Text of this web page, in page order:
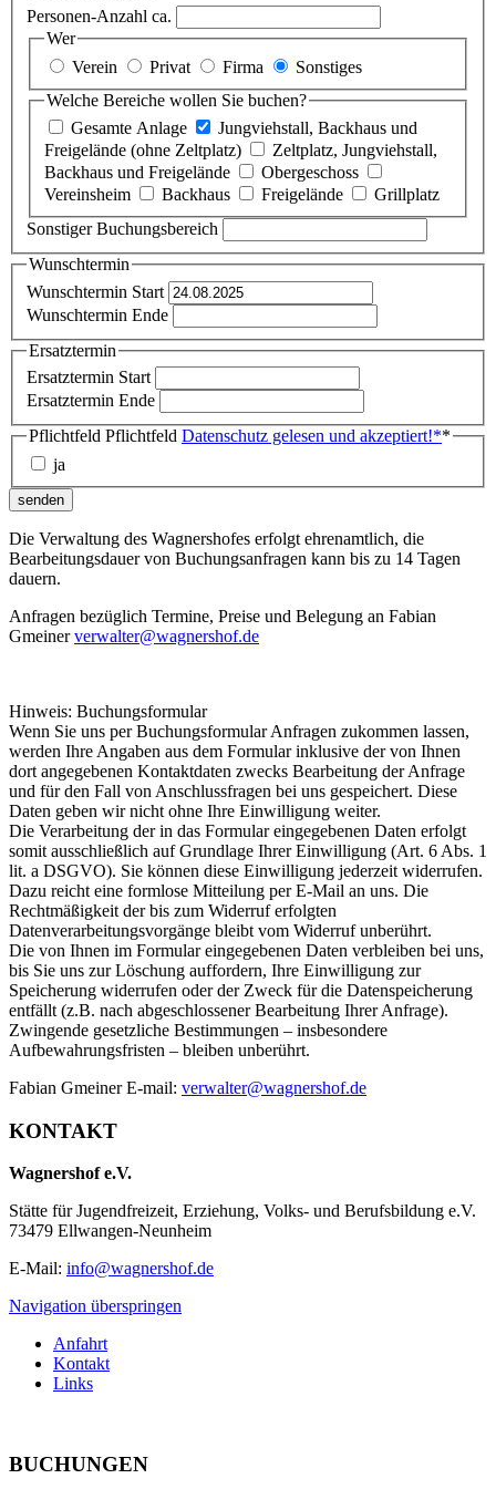
Personen-Anzahl ca.
Wer
Verein
Privat Firma
Sonstiges
Welche Bereiche wollen Sie buchen?
Gesamte Anlage
Jungviehstall, Backhaus und
Freigelände (ohne Zeltplatz)
Zeltplatz, Jungviehstall,
Backhaus und Freigelände
Obergeschoss
Vereinsheim
Backhaus Freigelände
Grillplatz
Sonstiger Buchungsbereich
Wunschtermin
Wunschtermin Start
Wunschtermin Ende
Ersatztermin
Ersatztermin Start
Ersatztermin Ende
Pflichtfeld Pflichtfeld Datenschutz gelesen und akzeptiert!**
ja
senden
Die Verwaltung des Wagnershofes erfolgt ehrenamtlich, die
Bearbeitungsdauer von Buchungsanfragen kann bis zu 14 Tagen
dauern.
Anfragen bezüglich Termine, Preise und Belegung an Fabian
Gmeinerverwalter@wagnershof.de
Hinweis: Buchungsformular
Wenn Sie uns per Buchungsformular Anfragen zukommen lassen,
werden Ihre Angaben aus dem Formular inklusive der von Ihnen
dort angegebenen Kontaktdaten zwecks Bearbeitung der Anfrage
und für den Fall von Anschlussfragen bei uns gespeichert. Diese
Daten geben wir nicht ohne Ihre Einwilligung weiter.
Die Verarbeitung der in das Formular eingegebenen Daten erfolgt
somit ausschließlich auf Grundlage Ihrer Einwilligung (Art. 6 Abs. 1
lit. a DSGVO). Sie können diese Einwilligung jederzeit widerrufen.
Dazu reicht eine formlose Mitteilung per E-Mail an uns. Die
Rechtmäßigkeit der bis zum Widerruf erfolgten
Datenverarbeitungsvorgänge bleibt vom Widerruf unberührt.
Die von Ihnen im Formular eingegebenen Daten verbleiben bei uns,
bis Sie uns zur Löschung auffordern, Ihre Einwilligung zur
Speicherung widerrufen oder der Zweck für die Datenspeicherung
entfällt (z.B. nach abgeschlossener Bearbeitung Ihrer Anfrage).
Zwingende gesetzliche Bestimmungen – insbesondere
Aufbewahrungsfristen – bleiben unberührt.
Fabian Gmeiner E-mail: verwalter@wagnershof.de
KONTAKT
Wagnershof e.V.
Stätte für Jugendfreizeit, Erziehung, Volks- und Berufsbildung e.V.
73479 Ellwangen-Neunheim
E-Mail: info@wagnershof.de
Navigation überspringen
Anfahrt
Kontakt
Links
BUCHUNGEN